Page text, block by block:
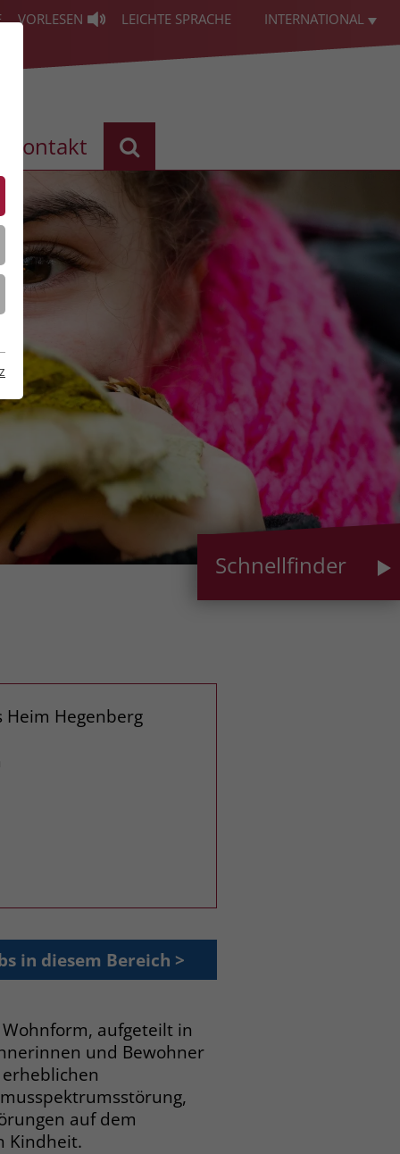
VORLESEN LEICHTE SPRACHE INTERNATIONAL
Kontakt
Schnellfinder
Heim Hegenberg
in diesem Bereich >
aufgeteilt in
und Bewohner
auf dem
Kindheit.